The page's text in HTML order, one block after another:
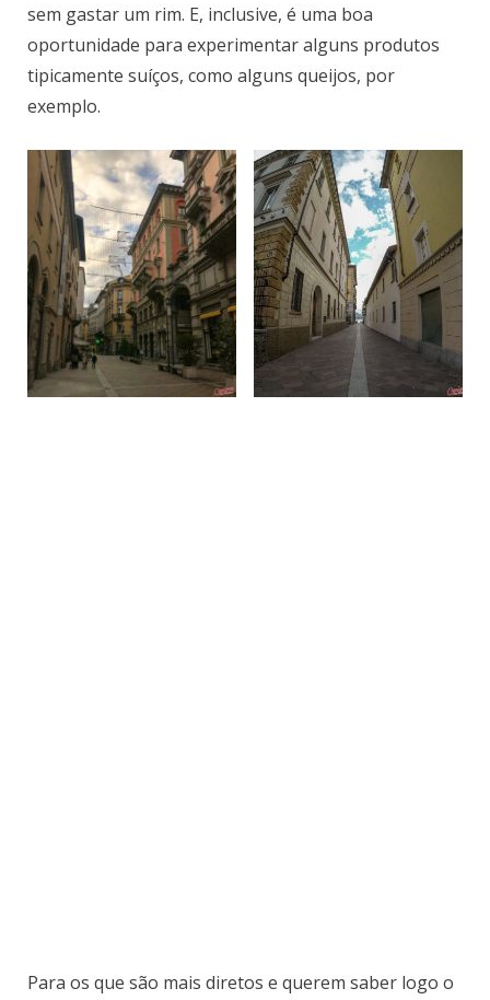
sem gastar um rim. E, inclusive, é uma boa
oportunidade para experimentar alguns produtos
tipicamente suíços, como alguns queijos, por
exemplo.
Para os que são mais diretos e querem saber logo o